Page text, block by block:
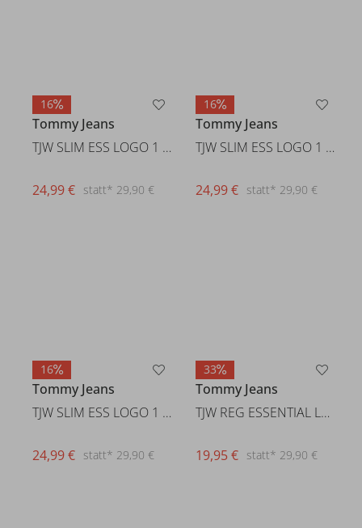
16
Tommy Jeans
TJW SLIM ESS LOGO 1 TEE EXT
statt* 29,90 €
24,99 €
16
Tommy Jeans
TJW SLIM ESS LOGO 1 TEE EXT
statt* 29,90 €
24,99 €
16
Tommy Jeans
TJW SLIM ESS LOGO 1 TEE EXT
statt* 29,90 €
24,99 €
33
Tommy Jeans